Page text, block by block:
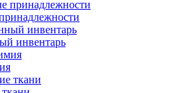
инвентарь